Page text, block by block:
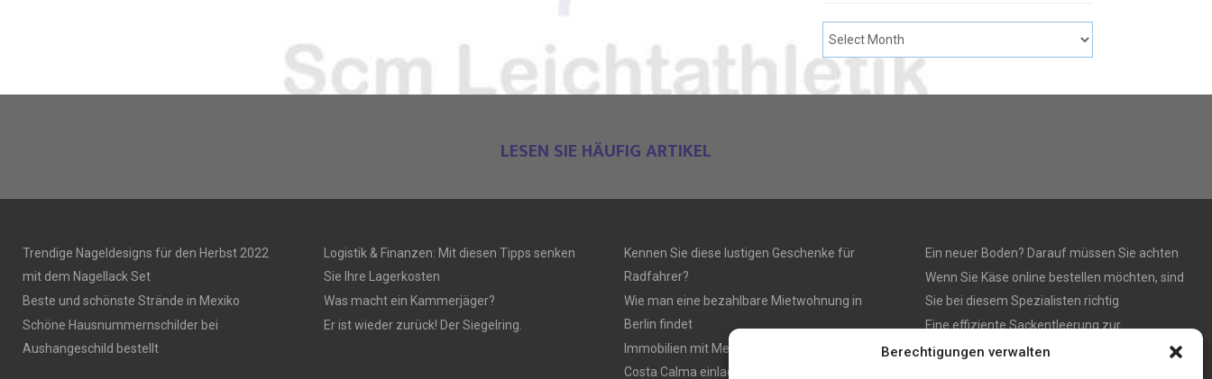
Berechtigungen verwalten
LESEN SIE HÄUFIG ARTIKEL
Trendige Nageldesigns für den Herbst 2022
mit dem Nagellack Set
Beste und schönste Strände in Mexiko
Schöne Hausnummernschilder bei
Aushangeschild bestellt
Logistik & Finanzen: Mit diesen Tipps senken
Sie Ihre Lagerkosten
Was macht ein Kammerjäger?
Er ist wieder zurück! Der Siegelring.
Kennen Sie diese lustigen Geschenke für
Radfahrer?
Wie man eine bezahlbare Mietwohnung in
Berlin findet
Immobilien mit Meerblick, die zum Kauf in
Costa Calma einladen
Ein neuer Boden? Darauf müssen Sie achten
Wenn Sie Käse online bestellen möchten, sind
Sie bei diesem Spezialisten richtig
Eine effiziente Sackentleerung zur
Optimierung der Prozessabläufe